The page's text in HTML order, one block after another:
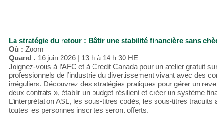
La stratégie du retour : Bâtir une stabilité financière sans
Où : Zoom
Quand : 16 juin 2026 | 13 h à 14 h 30 HE
Joignez-vous à l’AFC et à Credit Canada pour un atelier gratuit
professionnels de l’industrie du divertissement vivant avec des
irréguliers. Découvrez des stratégies pratiques pour gérer un
deux contrats », établir un budget résilient et créer un système
L’interprétation ASL, les sous-titres codés, les sous-titres traduits
toutes les personnes inscrites seront offerts.